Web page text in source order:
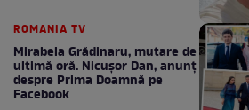
ROMANIA TV
Mirabela Grădinaru, mutare de
ultimă oră. Nicuşor Dan, anunţ
despre Prima Doamnă pe
Facebook